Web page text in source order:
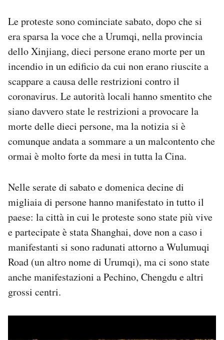
Esci
Le proteste sono cominciate sabato, dopo che si
era sparsa la voce che a Urumqi, nella provincia
dello Xinjiang, dieci persone erano morte per un
incendio in un edificio da cui non erano riuscite a
scappare a causa delle restrizioni contro il
coronavirus. Le autorità locali hanno smentito che
siano davvero state le restrizioni a provocare la
morte delle dieci persone, ma la notizia si è
comunque andata a sommare a un malcontento che
ormai è molto forte da mesi in tutta la Cina.
Nelle serate di sabato e domenica decine di
migliaia di persone hanno manifestato in tutto il
paese: la città in cui le proteste sono state più vive
e partecipate è stata Shanghai, dove non a caso i
manifestanti si sono radunati attorno a Wulumuqi
Road (un altro nome di Urumqi), ma ci sono state
anche manifestazioni a Pechino, Chengdu e altri
grossi centri.